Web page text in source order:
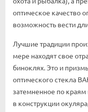
оптическое качество
возможность вести
Лучшие традиции
мере находят свое
биноклях. Это и
оптического стекла
затемненное по
в конструкции